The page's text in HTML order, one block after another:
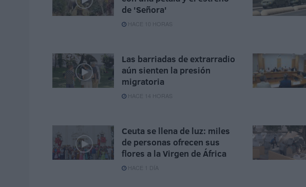
de 'Señora'
HACE 10 HORAS
Las barriadas de extrarradio
aún sienten la presión
migratoria
HACE 14 HORAS
Ceuta se llena de luz: miles
de personas ofrecen sus
flores a la Virgen de África
HACE 1 DÍA